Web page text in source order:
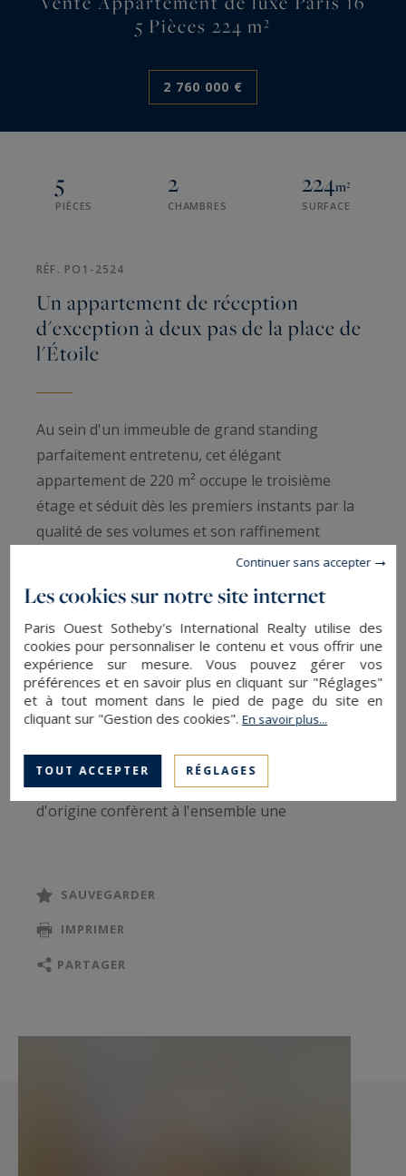
5 Pièces 224 m²
2 760 000 €
5
PIÈCES
2
CHAMBRES
224m²
SURFACE
RÉF. PO1-2524
Un appartement de réception
d'exception à deux pas de la place de
l'Étoile
Au sein d'un immeuble de grand standing
parfaitement entretenu, cet élégant
appartement de 220 m² occupe le troisième
étage et séduit dès les premiers instants par la
qualité de ses volumes et son raffinement
Les espaces de réception constituent sans
conteste le cœur de la propriété. Développés
autour d'une majestueuse triple réception
traversante, ils bénéficient d'une exposition
plein sud qui inonde les pièces de lumière tout
sous plafond de 3,62 mètres, de superbes
moulures d'époque ainsi qu'une cheminée
d'origine confèrent à l'ensemble une
vaste cuisine dinatoire a été pensée comme un
véritable lieu de vie, propice aussi bien aux
de confort contemporain grâce à une installation
SAUVEGARDER
IMPRIMER
PARTAGER
Les cookies sur notre site internet
Paris Ouest Sotheby's International Realty utilise des
cookies pour personnaliser le contenu et vous offrir une
expérience sur mesure. Vous pouvez gérer vos
préférences et en savoir plus en cliquant sur "Réglages"
et à tout moment dans le pied de page du site en
cliquant sur "Gestion des cookies".En savoir plus...
TOUT ACCEPTER RÉGLAGES
Continuer sans accepter